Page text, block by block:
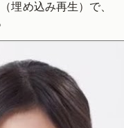
埋め込み再生）で、